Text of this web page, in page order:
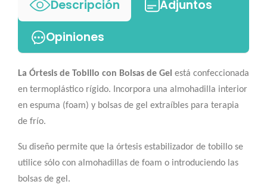
Descripción
Adjuntos
Opiniones
La Órtesis de Tobillo con Bolsas de Gel está confeccionada
en termoplástico rígido. Incorpora una almohadilla interior
en espuma (foam) y bolsas de gel extraíbles para terapia
de frío.
Su diseño permite que la órtesis estabilizador de tobillo se
utilice sólo con almohadillas de foam o introduciendo las
bolsas de gel.